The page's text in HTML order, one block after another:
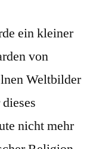
ein kleiner
von
Weltbilder
nicht mehr